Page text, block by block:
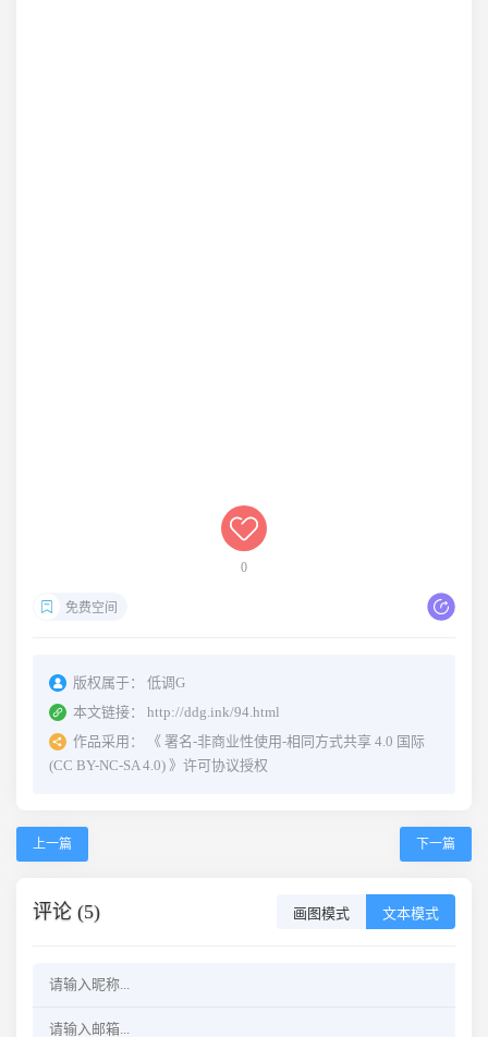
0
免费空间
版权属于：
低调G
本文链接：
http://ddg.ink/94.html
作品采用：
《 署名-非商业性使用-相同方式共享 4.0 国际
(CC BY-NC-SA 4.0) 》许可协议授权
上一篇 下一篇
评论 (5) 画图模式 文本模式